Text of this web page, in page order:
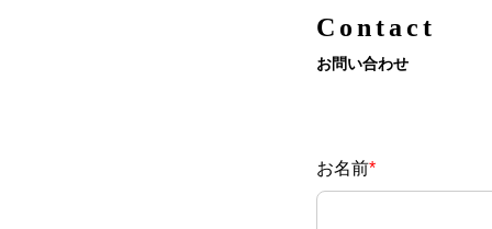
Contact
お問い合わせ
お名前*